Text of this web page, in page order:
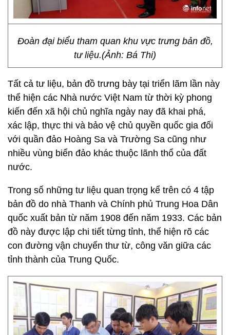
Đoàn đại biểu tham quan khu vực trưng bản đồ,
tư liệu.(Ảnh: Bá Thi)
Tất cả tư liệu, bản đồ trưng bày tại triển lãm lần này
thể hiện các Nhà nước Việt Nam từ thời kỳ phong
kiến đến xã hội chủ nghĩa ngày nay đã khai phá,
xác lập, thực thi và bảo vệ chủ quyền quốc gia đối
với quần đảo Hoàng Sa và Trường Sa cũng như
nhiều vùng biển đảo khác thuộc lãnh thổ của đất
nước.
Trong số những tư liệu quan trọng kể trên có 4 tập
bản đồ do nhà Thanh và Chính phủ Trung Hoa Dân
quốc xuất bản từ năm 1908 đến năm 1933. Các bản
đồ này được lập chi tiết từng tỉnh, thể hiện rõ các
con đường vận chuyển thư từ, công văn giữa các
tỉnh thành của Trung Quốc.